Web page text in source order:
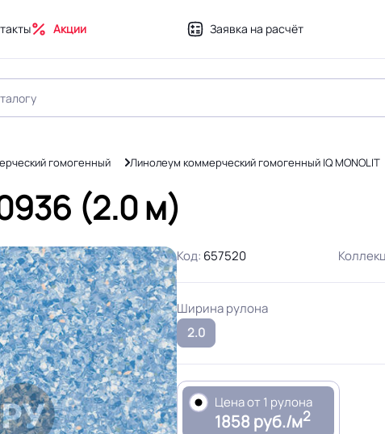
Акции Заявка на расчёт
гомогенный Линолеум коммерческий гомогенный IQ MONOLIT
(2.0 м)
Код: 657520
Ширина рулона
2.0
Цена от 1 рулона
1858 руб./м2